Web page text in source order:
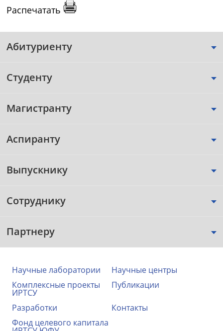
Распечатать
Абитуриенту
Студенту
Магистранту
Аспиранту
Выпускнику
Сотруднику
Партнеру
Научные лаборатории
Научные центры
Комплексные проекты
ИРТСУ
Публикации
Разработки
Контакты
Фонд целевого капитала